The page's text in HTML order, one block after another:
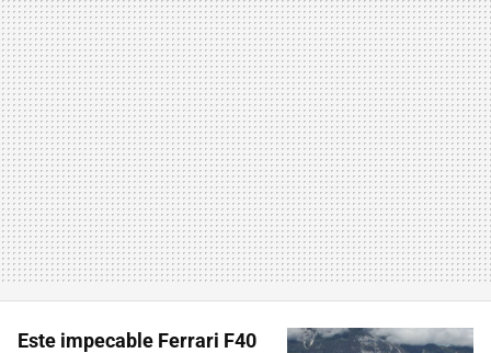
Este impecable Ferrari F40